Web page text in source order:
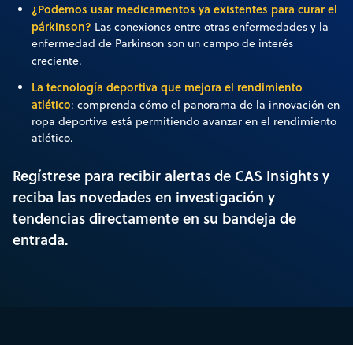
¿Podemos usar medicamentos ya existentes para curar el
párkinson? Las conexiones entre otras enfermedades y la
enfermedad de Parkinson son un campo de interés
creciente.
La tecnología deportiva que mejora el rendimiento
atlético: comprenda cómo el panorama de la innovación en
ropa deportiva está permitiendo avanzar en el rendimiento
atlético.
Regístrese para recibir alertas de CAS Insights y
reciba las novedades en investigación y
tendencias directamente en su bandeja de
entrada.